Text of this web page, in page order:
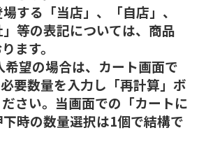
する「当店」、「自店」、
」等の表記については、商品
ます。
望の場合は、カート画面で
要数量を入力し「再計算」ボ
さい。当画面での「カートに
時の数量選択は1個で結構で